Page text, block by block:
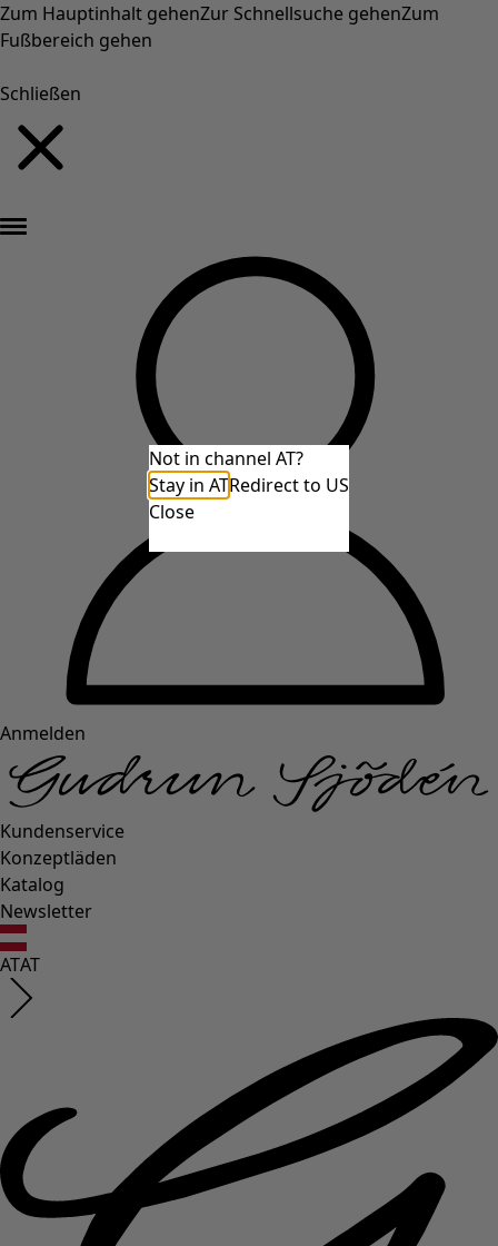
Zum Hauptinhalt gehenZur Schnellsuche gehenZum
Fußbereich gehen
Schließen
Anmelden
Kundenservice
Konzeptläden
Katalog
Newsletter
ATAT
Not in channel AT?
Stay in ATRedirect to US
Close